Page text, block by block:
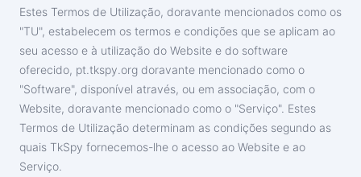
English
Хинди हिन्दी
Italiano
Türkçe
GERADOR DE SUBSCRITORES DO TIKTOK
Adicionar mais subscritores
Taxas
Perguntas
Programa de afiliados
Características
Comentários
Estes Termos de Utilização, doravante mencionados como os
"TU", estabelecem os termos e condições que se aplicam ao
seu acesso e à utilização do Website e do software
oferecido, pt.tkspy.org doravante mencionado como o
"Software", disponível através, ou em associação, com o
Website, doravante mencionado como o "Serviço". Estes
Termos de Utilização determinam as condições segundo as
quais TkSpy fornecemos-lhe o acesso ao Website e ao
Serviço.